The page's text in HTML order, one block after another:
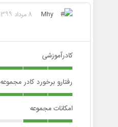
Mhy
8 مرداد 1399 ساعت 12:54
کادرآموزشی
رفتارو برخورد کادر مجموعه
امکانات مجموعه